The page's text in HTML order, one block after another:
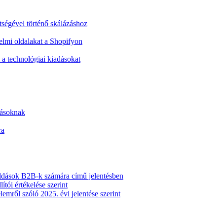
történő skálázáshoz
oldalakat a Shopifyon
technológiai kiadásokat
B2B-k számára című jelentésben
értékelése szerint
szóló 2025. évi jelentése szerint